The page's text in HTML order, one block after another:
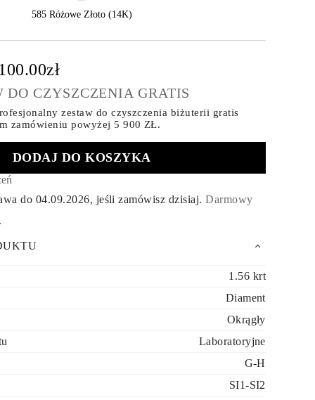
585 Różowe Złoto (14K)
DO CZYSZCZENIA GRATIS
zestaw do czyszczenia biżuterii gratis
zamówieniupowyżej 5 900 ZŁ.
DODAJ DO KOSZYKA
do 04.09.2026, jeśli zamówisz dzisiaj.Darmowy
1.56 krt
Diament
Okrągły
Laboratoryjne
G-H
SI1-SI2